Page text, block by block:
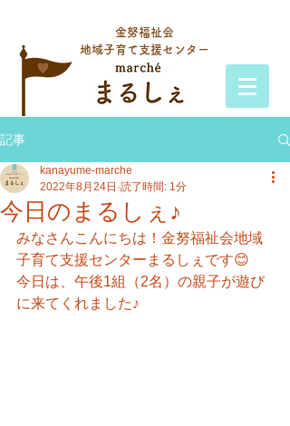
金努福祉会
地域子育て支援センター
記事
今日のまるしぇ♪
kanayume-marche
2022年8月24日 読了時間: 1分
みなさんこんにちは！金努福祉会地域
子育て支援センターまるしぇです😊
今日は、午後1組（2名）の親子が遊び
に来てくれました♪